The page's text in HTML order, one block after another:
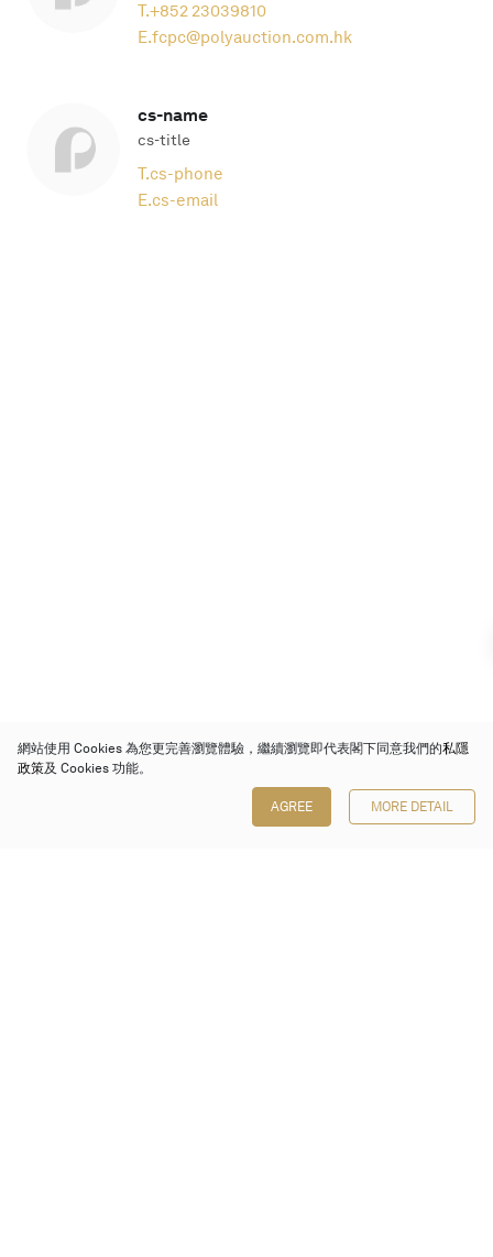
T.+852 23039810
E.fcpc@polyauction.com.hk
cs-name
cs-title
T.cs-phone
E.cs-email
網站使用 Cookies 為您更完善瀏覽體驗，繼續瀏覽即代表閣下同意我們的私隱
政策及 Cookies 功能。
AGREE MORE DETAIL